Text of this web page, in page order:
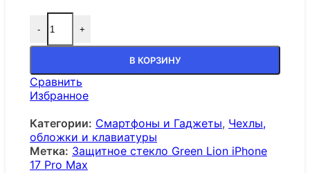
- +
В КОРЗИНУ
Сравнить
Избранное
Категории: Смартфоны и Гаджеты, Чехлы,
обложки и клавиатуры
Метка: Защитное стекло Green Lion iPhone
17 Pro Max